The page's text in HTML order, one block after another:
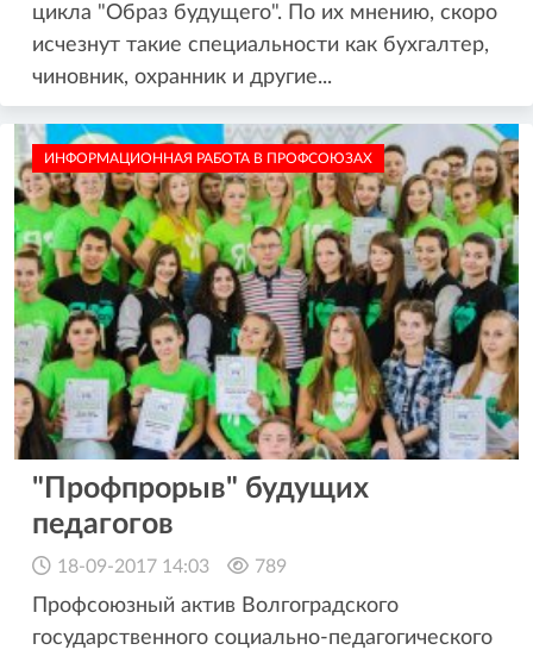
цикла "Образ будущего". По их мнению, скоро
исчезнут такие специальности как бухгалтер,
чиновник, охранник и другие...
ИНФОРМАЦИОННАЯ РАБОТА В ПРОФСОЮЗАХ
"Профпрорыв" будущих
педагогов
18-09-2017 14:03 789
Профсоюзный актив Волгоградского
государственного социально-педагогического